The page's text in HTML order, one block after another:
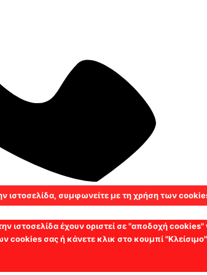
ιστοσελίδα, συμφωνείτε με τη χρήση των
ιστοσελίδα έχουν οριστεί σε "αποδοχή
cookies σας ή κάνετε κλικ στο κουμπί